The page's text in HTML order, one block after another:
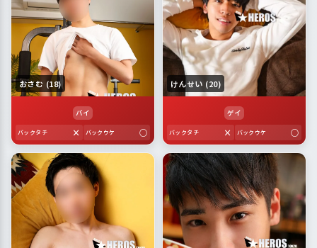
おさむ (18)
バイ
バックタチ × バックウケ ○
けんせい (20)
ゲイ
バックタチ × バックウケ ○